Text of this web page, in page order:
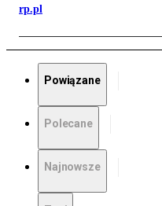
rp.pl
Powiązane
Polecane
Najnowsze